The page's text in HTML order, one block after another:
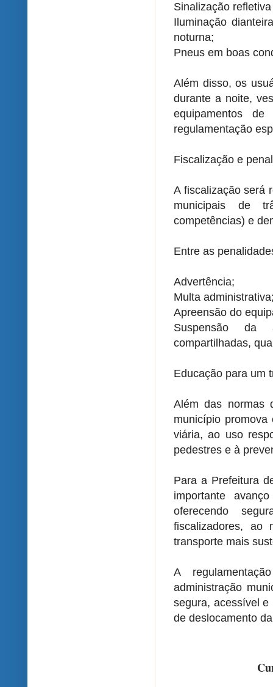
Sinalização
Iluminação
noturna;
Pneus em boas
Além disso, os
durante a noite,
equipamentos
regulamentação
Fiscalização e
A fiscalização será
municipais de
competências) e
Entre as
Advertência;
Multa
Apreensão do
Suspensão da
compartilhadas,
Educação para um
Além das normas
município promova
viária, ao uso
pedestres e à
Para a Prefeitura
importante
oferecendo
fiscalizadores, ao
transporte mais
A
administração
segura, acessível e
de deslocamento